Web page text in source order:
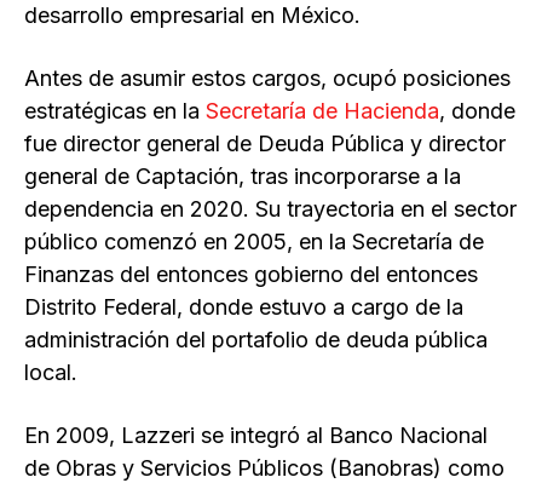
desarrollo empresarial en México.
Antes de asumir estos cargos, ocupó posiciones
estratégicas en la Secretaría de Hacienda, donde
fue director general de Deuda Pública y director
general de Captación, tras incorporarse a la
dependencia en 2020. Su trayectoria en el sector
público comenzó en 2005, en la Secretaría de
Finanzas del entonces gobierno del entonces
Distrito Federal, donde estuvo a cargo de la
administración del portafolio de deuda pública
local.
En 2009, Lazzeri se integró al Banco Nacional
de Obras y Servicios Públicos (Banobras) como